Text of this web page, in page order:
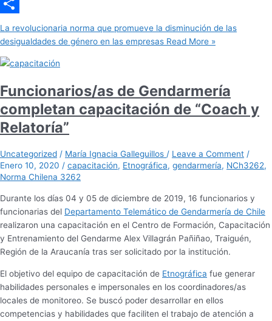
Gmail
Share
La revolucionaria norma que promueve la disminución de las
desigualdades de género en las empresas Read More »
Funcionarios/as de Gendarmería
completan capacitación de “Coach y
Relatoría”
Uncategorized / María Ignacia Galleguillos / Leave a Comment /
Enero 10, 2020 / capacitación, Etnográfica, gendarmería, NCh3262,
Norma Chilena 3262
Durante los días 04 y 05 de diciembre de 2019, 16 funcionarios y
funcionarias del Departamento Telemático de Gendarmería de Chile
realizaron una capacitación en el Centro de Formación, Capacitación
y Entrenamiento del Gendarme Alex Villagrán Pañiñao, Traiguén,
Región de la Araucanía tras ser solicitado por la institución.
El objetivo del equipo de capacitación de Etnográfica fue generar
habilidades personales e impersonales en los coordinadores/as
locales de monitoreo. Se buscó poder desarrollar en ellos
competencias y habilidades que faciliten el trabajo de atención a